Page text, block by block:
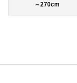
～270cm